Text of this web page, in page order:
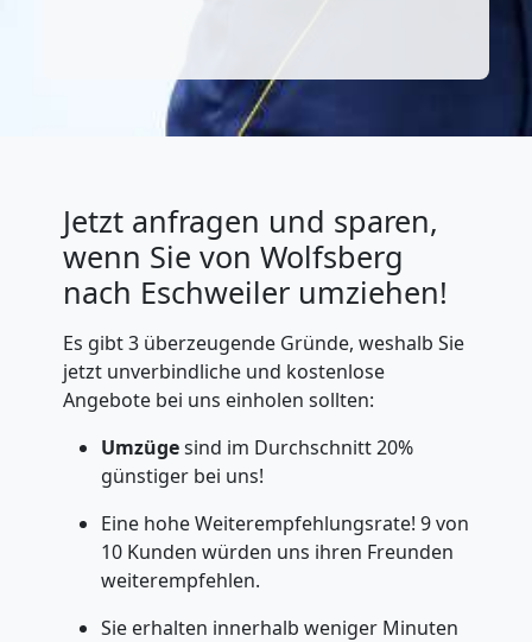
Jetzt anfragen und sparen,
wenn Sie von Wolfsberg
nach Eschweiler umziehen!
Es gibt 3 überzeugende Gründe, weshalb Sie
jetzt unverbindliche und kostenlose
Angebote bei uns einholen sollten:
Umzügesind im Durchschnitt 20%
günstiger bei uns!
Eine hohe Weiterempfehlungsrate! 9 von
10 Kunden würden uns ihren Freunden
weiterempfehlen.
Sie erhalten innerhalb weniger Minuten